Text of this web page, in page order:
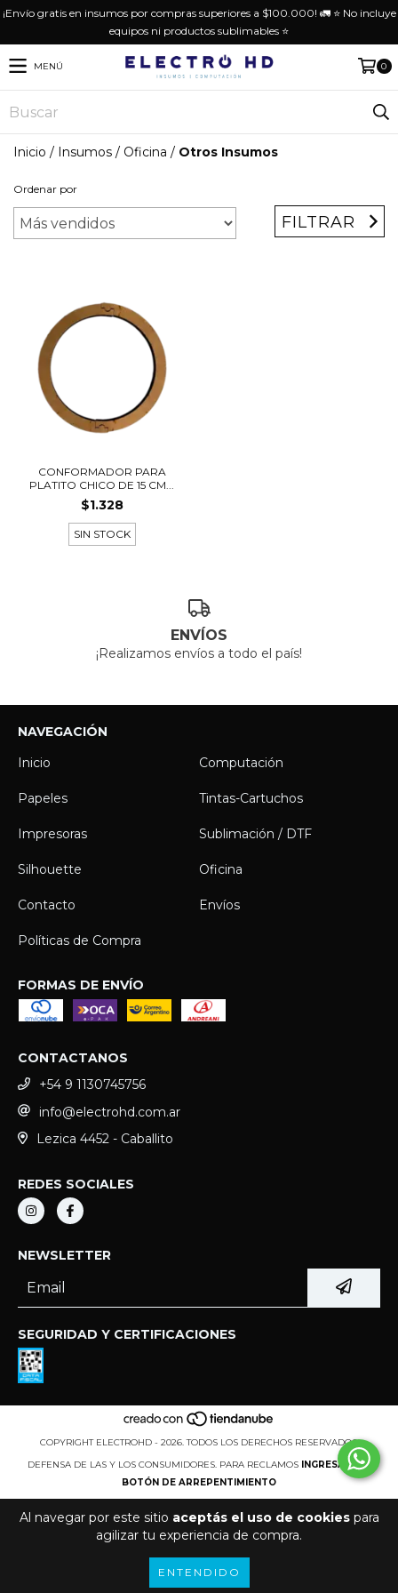
Al navegar por este sitio aceptás el uso de cookiespara
agilizar tu experiencia de compra.
ENTENDIDO
¡Envío gratis en insumos por compras superiores a $100.000! 🚛 ⭐️ No incluye
equipos ni productos sublimables ⭐️
MENÚ 0
Inicio / Insumos / Oficina / Otros Insumos
Ordenar por
FILTRAR
CONFORMADOR PARA
PLATITO CHICO DE 15 CM...
$1.328
SIN STOCK
ENVÍOS
¡Realizamos envíos a todo el país!
NAVEGACIÓN
Inicio
Computación
Papeles Tintas-Cartuchos
Impresoras Sublimación / DTF
Silhouette Oficina
Contacto Envíos
Políticas de Compra
FORMAS DE ENVÍO
CONTACTANOS
+54 9 1130745756
info@electrohd.com.ar
Lezica 4452 - Caballito
REDES SOCIALES
NEWSLETTER
SEGURIDAD Y CERTIFICACIONES
COPYRIGHT ELECTROHD - 2026. TODOS LOS DERECHOS RESERVADOS.
DEFENSA DE LAS Y LOS CONSUMIDORES. PARA RECLAMOS INGRESÁ ACÁ.
BOTÓN DE ARREPENTIMIENTO